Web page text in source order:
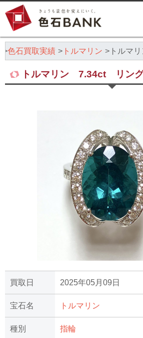
色石買取実績 トルマリン トルマ
トルマリン 7.34ct リン
買取日 2025年05月09日
宝石名 トルマリン
種別 指輪